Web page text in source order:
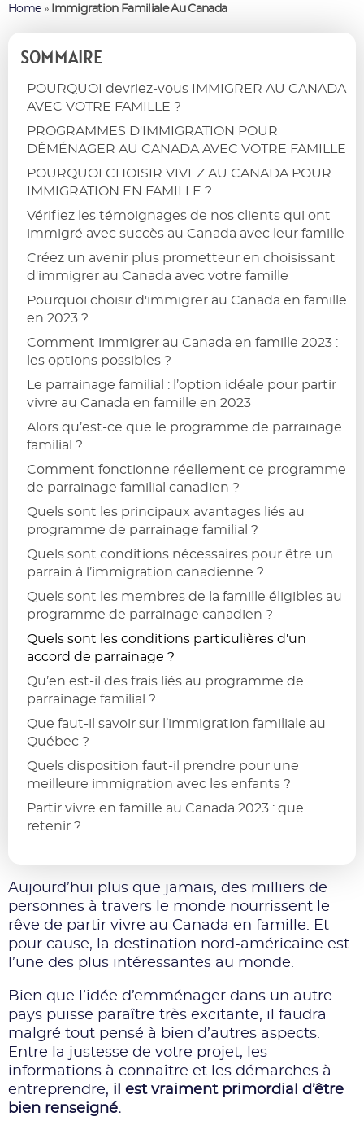
Aujourd’hui plus que jamais, des milliers de
personnes à travers le monde nourrissent le
rêve de partir vivre au Canada en famille. Et
pour cause, la destination nord-américaine est
l’une des plus intéressantes au monde.
Bien que l’idée d’emménager dans un autre
pays puisse paraître très excitante, il faudra
malgré tout pensé à bien d’autres aspects.
Entre la justesse de votre projet, les
informations à connaître et les démarches à
entreprendre, il est vraiment primordial d’être
bien renseigné.
Home» Immigration Familiale Au Canada
SOMMAIRE
POURQUOI devriez-vous IMMIGRER AU CANADA
AVEC VOTRE FAMILLE ?
PROGRAMMES D'IMMIGRATION POUR
DÉMÉNAGER AU CANADA AVEC VOTRE FAMILLE
POURQUOI CHOISIR VIVEZ AU CANADA POUR
IMMIGRATION EN FAMILLE ?
Vérifiez les témoignages de nos clients qui ont
immigré avec succès au Canada avec leur famille
Créez un avenir plus prometteur en choisissant
d'immigrer au Canada avec votre famille
Pourquoi choisir d'immigrer au Canada en famille
en 2023 ?
Comment immigrer au Canada en famille 2023 :
les options possibles ?
Le parrainage familial : l’option idéale pour partir
vivre au Canada en famille en 2023
Alors qu’est-ce que le programme de parrainage
familial ?
Comment fonctionne réellement ce programme
de parrainage familial canadien ?
Quels sont les principaux avantages liés au
programme de parrainage familial ?
Quels sont conditions nécessaires pour être un
parrain à l’immigration canadienne ?
Quels sont les membres de la famille éligibles au
programme de parrainage canadien ?
Quels sont les conditions particulières d'un
accord de parrainage ?
Qu’en est-il des frais liés au programme de
parrainage familial ?
Que faut-il savoir sur l’immigration familiale au
Québec ?
Quels disposition faut-il prendre pour une
meilleure immigration avec les enfants ?
Partir vivre en famille au Canada 2023 : que
retenir ?